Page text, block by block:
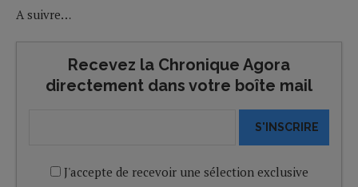
A suivre…
Recevez la Chronique Agora
directement dans votre boîte mail
S'INSCRIRE
J'accepte de recevoir une sélection exclusive